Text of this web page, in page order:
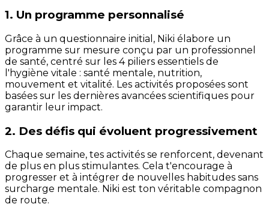
1. Un programme personnalisé
Grâce à un questionnaire initial, Niki élabore un
programme sur mesure conçu par un professionnel
de santé, centré sur les 4 piliers essentiels de
l'hygiène vitale : santé mentale, nutrition,
mouvement et vitalité. Les activités proposées sont
basées sur les dernières avancées scientifiques pour
garantir leur impact.
2. Des défis qui évoluent progressivement
Chaque semaine, tes activités se renforcent, devenant
de plus en plus stimulantes. Cela t'encourage à
progresser et à intégrer de nouvelles habitudes sans
surcharge mentale. Niki est ton véritable compagnon
de route.